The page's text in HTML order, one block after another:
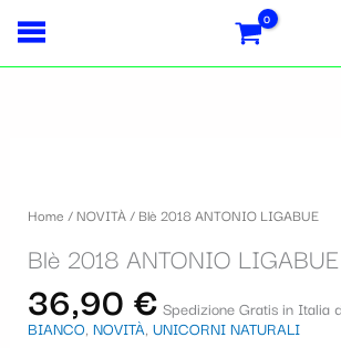
contenuto
Home /NOVITÀ/ Blè 2018 ANTONIO LIGABUE
Blè 2018 ANTONIO LIGABUE
36,90 € Spedizione Gratis in Italia
BIANCO, NOVITÀ, UNICORNI NATURALI
S
o
n
a
u
fiscale:
Carrello: